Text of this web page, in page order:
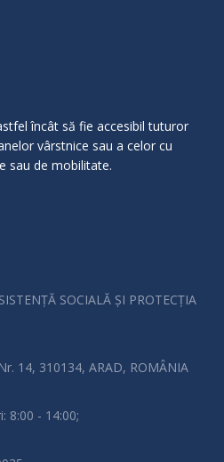
încât să fie accesibil tuturor
vârstnice sau a celor cu
sau de mobilitate.
SOCIALĂ ȘI PROTECȚIA
14, 310134, ARAD, ROMÂNIA
8:00 - 14:00;